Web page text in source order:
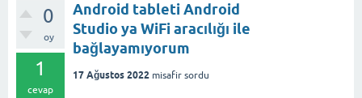
0
oy
1
cevap
Android tableti Android
Studio ya WiFi aracılığı ile
bağlayamıyorum
17 Ağustos 2022 misafir sordu